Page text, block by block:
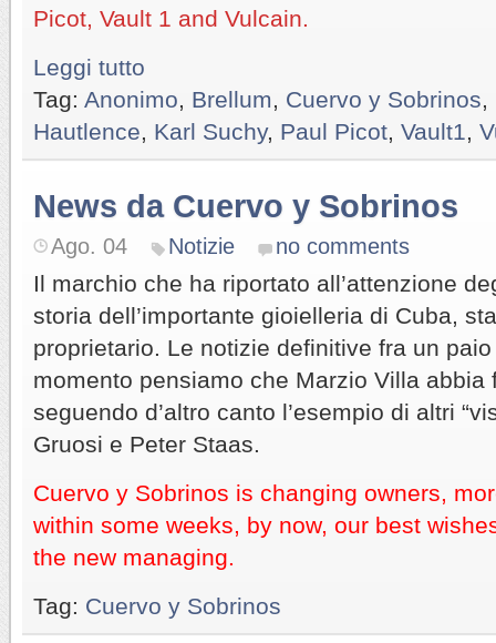
Picot, Vault 1 and Vulcain.
Leggi tutto
Tag: Anonimo Brellum Cuervo y Sobrinos
Hautlence
Karl Suchy, Paul Picot Vault1
News da Cuervo y Sobrinos
Ago. 04 Notizie no comments
Il marchio che ha riportato all’attenzione
storia dell’importante gioielleria di Cuba,
proprietario. Le notizie definitive fra un
momento pensiamo che Marzio Villa abbia
seguendo d’altro canto l’esempio di altri
Gruosi e Peter Staas.
Cuervo y Sobrinos is changing owners,
within some weeks, by now, our best
the new managing.
Tag: Cuervo y Sobrinos